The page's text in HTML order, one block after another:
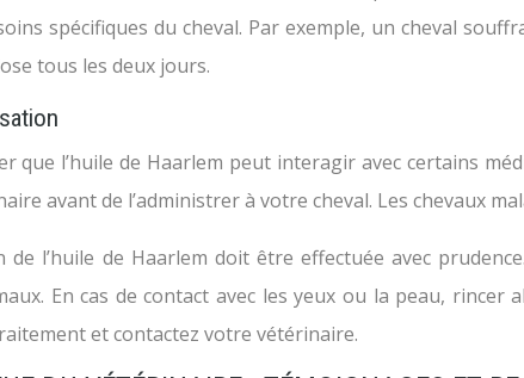
spécifiques du cheval. Par exemple, un cheval
tous les deux jours.
que l’huile de Haarlem peut interagir avec certains
avant de l’administrer à votre cheval. Les chevaux
de l’huile de Haarlem doit être effectuée avec
En cas de contact avec les yeux ou la peau, rincer
et contactez votre vétérinaire.